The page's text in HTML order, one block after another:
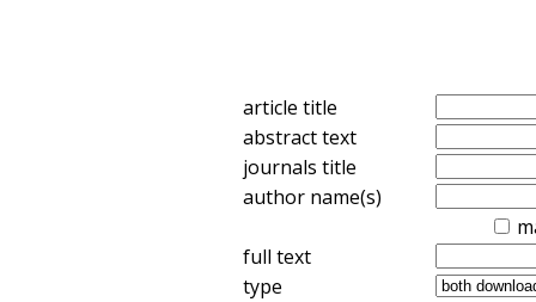
article title
abstract text
journals title
author name(s)
full text
type